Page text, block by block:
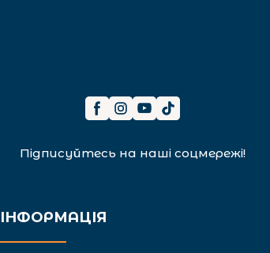
Підписуйтесь на наші соцмережі!
ІНФОРМАЦІЯ